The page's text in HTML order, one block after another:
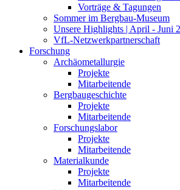
Vorträge & Tagungen
Sommer im Bergbau-Museum
Unsere Highlights | April - Juni
VfL-Netzwerkpartnerschaft
Forschung
Archäometallurgie
Projekte
Mitarbeitende
Bergbaugeschichte
Projekte
Mitarbeitende
Forschungslabor
Projekte
Mitarbeitende
Materialkunde
Projekte
Mitarbeitende